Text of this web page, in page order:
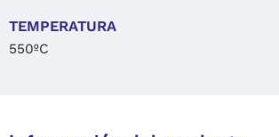
TEMPERATURA
550ºC